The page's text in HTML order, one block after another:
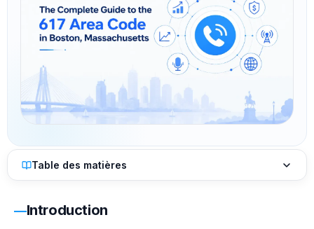
Table des matières
Introduction